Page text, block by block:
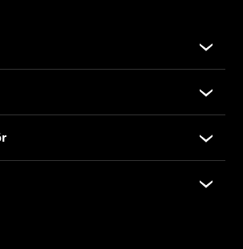
Entsorgung
Service-
und
Pakete